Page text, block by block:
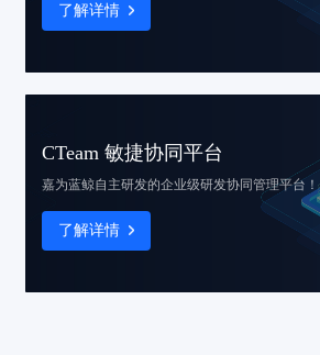
了解详情
CTeam 敏捷协同平台
嘉为蓝鲸自主研发的企业级研发协同管理平台！
了解详情